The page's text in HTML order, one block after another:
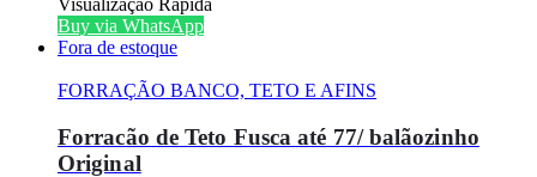
Visualização Rápida
Buy via WhatsApp
Fora de estoque
FORRAÇÃO BANCO, TETO E AFINS
Forracão de Teto Fusca até 77/ balãozinho
Original